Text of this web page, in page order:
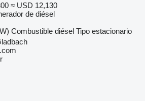
≈ USD 12,130
de diésel
Combustible diésel Tipo estacionario